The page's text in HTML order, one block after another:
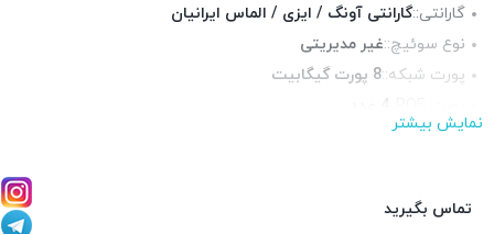
گارانتی::گارانتی آونگ / ایزی / الماس ایرانیان
نوع سوئیچ::غیر مدیریتی
پورت شبکه::8 پورت گیگابیت
4 عدد
پورت Up-Link::
منبع تغذیه::
نمایش بیشتر
تماس بگیرید